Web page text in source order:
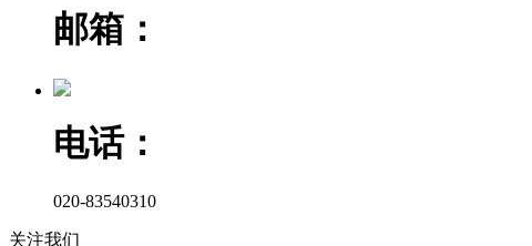
邮箱：
电话：
020-83540310
关注我们